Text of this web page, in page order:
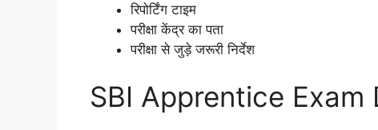
रिपोर्टिंग टाइम
परीक्षा केंद्र का पता
परीक्षा से जुड़े जरूरी निर्देश
SBI Apprentice Exam